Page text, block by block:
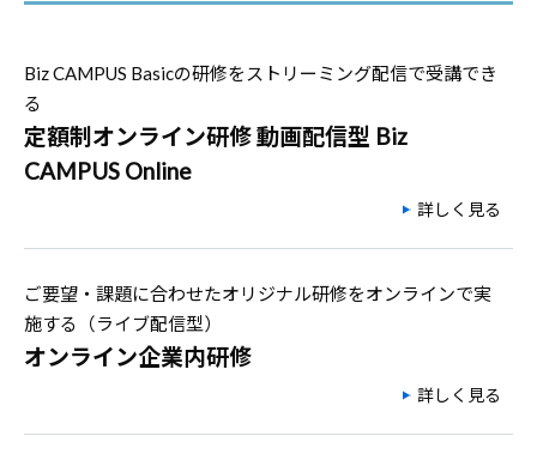
Biz CAMPUS Basicの研修をストリーミング配信で受講でき
る
定額制オンライン研修 動画配信型 Biz
CAMPUS Online
詳しく見る
ご要望・課題に合わせたオリジナル研修をオンラインで実
施する（ライブ配信型）
オンライン企業内研修
詳しく見る